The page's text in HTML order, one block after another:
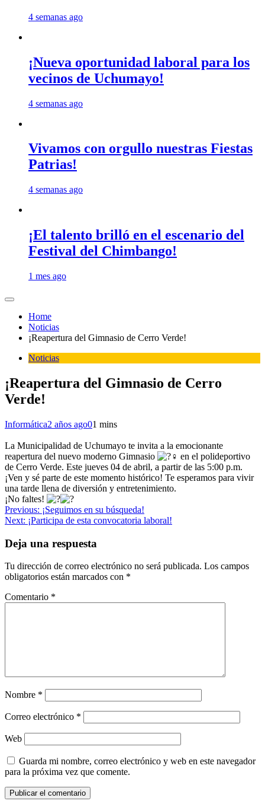
4 semanas ago
¡Nueva oportunidad laboral para los
vecinos de Uchumayo!
4 semanas ago
Vivamos con orgullo nuestras Fiestas
Patrias!
4 semanas ago
¡El talento brilló en el escenario del
Festival del Chimbango!
1 mes ago
Home
Noticias
¡Reapertura del Gimnasio de Cerro Verde!
Noticias
¡Reapertura del Gimnasio de Cerro
Verde!
Informática2 años ago01 mins
La Municipalidad de Uchumayo te invita a la emocionante
reapertura del nuevo moderno Gimnasio
en el polideportivo
de Cerro Verde. Este jueves 04 de abril, a partir de las 5:00 p.m.
¡Ven y sé parte de este momento histórico! Te esperamos para vivir
una tarde llena de diversión y entretenimiento.
¡No faltes!
Navegación
de
entradas
Previous: ¡Seguimos en su búsqueda!
Next: ¡Participa de esta convocatoria laboral!
Deja una respuesta
Tu dirección de correo electrónico no será publicada. Los campos
obligatorios están marcados con *
Comentario *
Nombre *
Correo electrónico *
Web
Guarda mi nombre, correo electrónico y web en este navegador
para la próxima vez que comente.